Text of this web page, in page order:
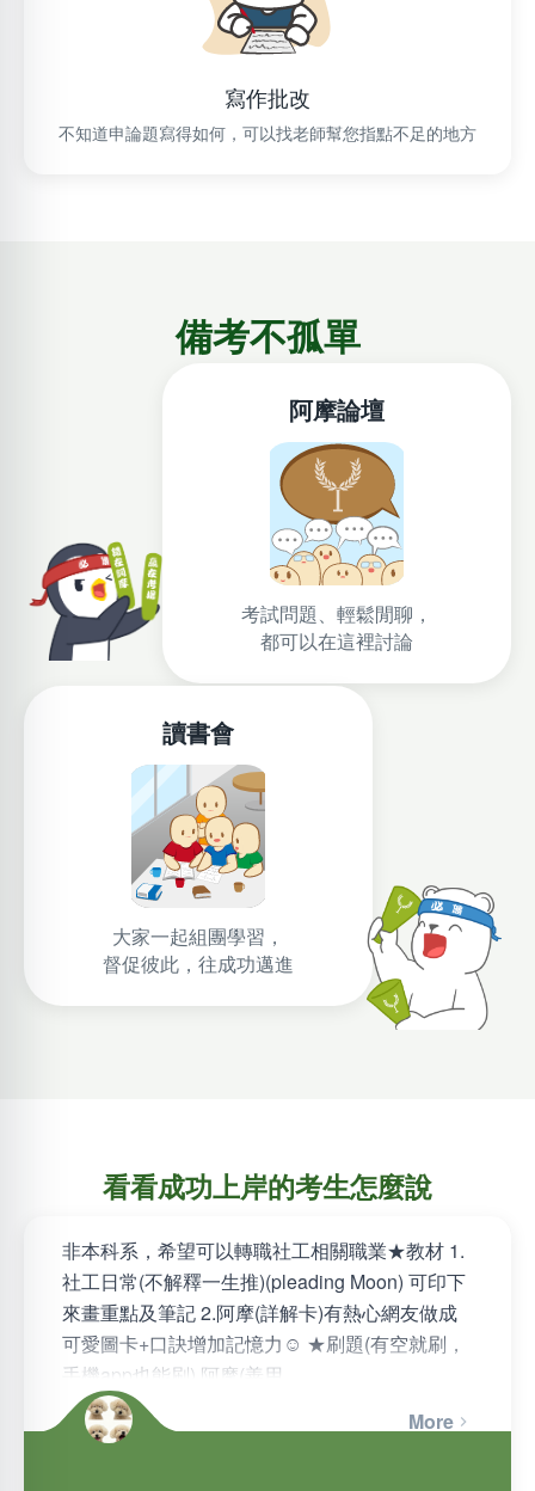
寫作批改
不知道申論題寫得如何，可以找老師幫您指點不足的地方
備考不孤單
阿摩論壇
考試問題、輕鬆閒聊，
都可以在這裡討論
讀書會
大家一起組團學習，
督促彼此，往成功邁進
看看成功上岸的考生怎麼說
非本科系，希望可以轉職社工相關職業★教材 1.
社工日常(不解釋一生推)(pleading Moon) 可印下
來畫重點及筆記 2.阿摩(詳解卡)有熱心網友做成
可愛圖卡+口訣增加記憶力☺ ★刷題(有空就刷，
手機app也能刷) 阿摩(善用…
More